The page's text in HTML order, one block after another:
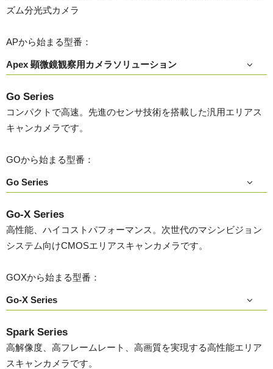
ズム分光式カメラ
APから始まる型番：
Apex 顕微鏡観察用カメラソリューション
Go Series
コンパクトで高速。先進のセンサ技術を搭載した汎用エリアス
キャンカメラです。
GOから始まる型番：
Go Series
Go-X Series
高性能、ハイコストパフォーマンス。次世代のマシンビジョン
システム向けCMOSエリアスキャンカメラです。
GOXから始まる型番：
Go-X Series
Spark Series
高解像度、高フレームレート、高画質を実現する高性能エリア
スキャンカメラです。